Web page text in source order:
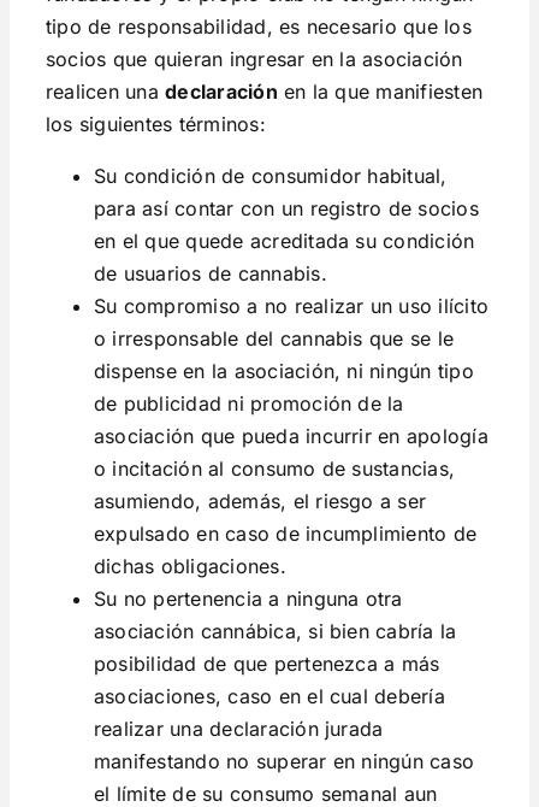
tipo de responsabilidad, es necesario que los
socios que quieran ingresar en la asociación
realicen unadeclaración en la que manifiesten
los siguientes términos:
Su condición de consumidor habitual,
para así contar con un registro de socios
en el que quede acreditada su condición
de usuarios de cannabis.
Su compromiso a no realizar un uso ilícito
o irresponsable del cannabis que se le
dispense en la asociación, ni ningún tipo
de publicidad ni promoción de la
asociación que pueda incurrir en apología
o incitación al consumo de sustancias,
asumiendo, además, el riesgo a ser
expulsado en caso de incumplimiento de
dichas obligaciones.
Su no pertenencia a ninguna otra
asociación cannábica, si bien cabría la
posibilidad de que pertenezca a más
asociaciones, caso en el cual debería
realizar una declaración jurada
manifestando no superar en ningún caso
el límite de su consumo semanal aun